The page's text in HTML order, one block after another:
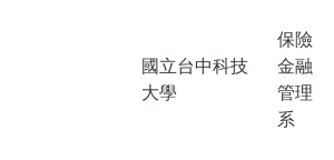
國立台中科技
大學
保險
金融
管理
系